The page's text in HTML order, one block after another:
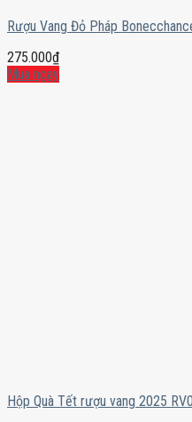
Rượu Vang Đỏ Pháp
275.000₫
Mua ngay
Hộp Quà Tết rượu vang 2025